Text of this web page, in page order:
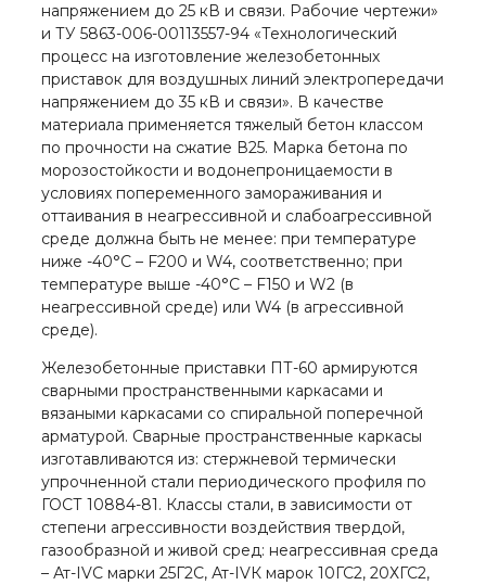
напряжением до 25 кВ и связи. Рабочие чертежи»
и ТУ 5863-006-00113557-94 «Технологический
процесс на изготовление железобетонных
приставок для воздушных линий электропередачи
напряжением до 35 кВ и связи». В качестве
материала применяется тяжелый бетон классом
по прочности на сжатие В25. Марка бетона по
морозостойкости и водонепроницаемости в
условиях попеременного замораживания и
оттаивания в неагрессивной и слабоагрессивной
среде должна быть не менее: при температуре
ниже -40°С – F200 и W4, соответственно; при
температуре выше -40°С – F150 и W2 (в
неагрессивной среде) или W4 (в агрессивной
среде).
Железобетонные приставки ПТ-60 армируются
сварными пространственными каркасами и
вязаными каркасами со спиральной поперечной
арматурой. Сварные пространственные каркасы
изготавливаются из: стержневой термически
упрочненной стали периодического профиля по
ГОСТ 10884-81. Классы стали, в зависимости от
степени агрессивности воздействия твердой,
газообразной и живой сред: неагрессивная среда
– Ат-IVС марки 25Г2С, Ат-IVК марок 10ГС2, 20ХГС2,